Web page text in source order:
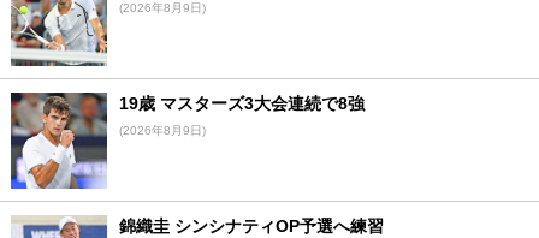
(2026年8月9日)
19歳 マスターズ3大会連続で8強
(2026年8月9日)
錦織圭 シンシナティOP予選へ練習